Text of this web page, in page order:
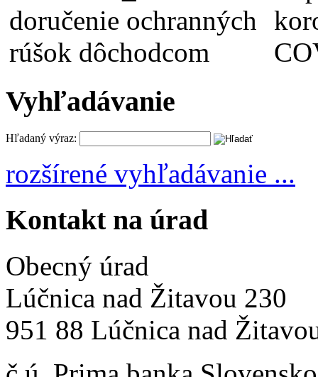
Vyhľadávanie
Hľadaný výraz:
rozšírené vyhľadávanie ...
Kontakt na úrad
Obecný úrad
Lúčnica nad Žitavou 230
951 88 Lúčnica nad